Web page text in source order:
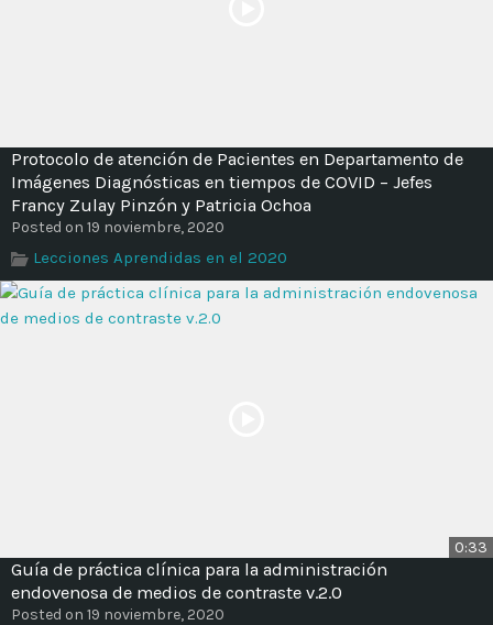
Protocolo de atención de Pacientes en Departamento de
Imágenes Diagnósticas en tiempos de COVID – Jefes
Francy Zulay Pinzón y Patricia Ochoa
Posted on 19 noviembre, 2020
Lecciones Aprendidas en el 2020
0:33
Guía de práctica clínica para la administración
endovenosa de medios de contraste v.2.0
Posted on 19 noviembre, 2020